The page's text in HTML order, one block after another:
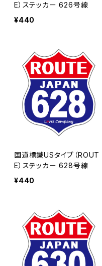
E）ステッカー 626号線
¥440
国道標識USタイプ（ROUT
E）ステッカー 628号線
¥440